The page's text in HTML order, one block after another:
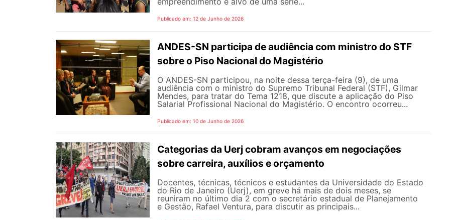
Publicado em: 12 de Junho de 2026
ANDES-SN participa de audiência com ministro do STF
sobre o Piso Nacional do Magistério
O ANDES-SN participou, na noite dessa terça-feira (9), de uma
audiência com o ministro do Supremo Tribunal Federal (STF), Gilmar
Mendes, para tratar do Tema 1218, que discute a aplicação do Piso
Salarial Profissional Nacional do Magistério. O encontro ocorreu...
Publicado em: 10 de Junho de 2026
Categorias da Uerj cobram avanços em negociações
sobre carreira, auxílios e orçamento
Docentes, técnicas, técnicos e estudantes da Universidade do Estado
do Rio de Janeiro (Uerj), em greve há mais de dois meses, se
reuniram no último dia 2 com o secretário estadual de Planejamento
e Gestão, Rafael Ventura, para discutir as principais...